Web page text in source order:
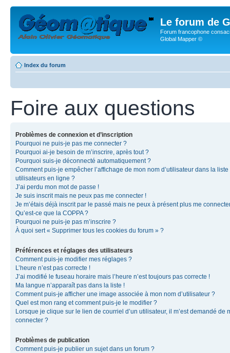
Le forum de
Forum francophone
Global Mapper ©
Index du forum
Foire aux questions
Problèmes de connexion et d’inscription
Pourquoi ne puis-je pas me connecter ?
Pourquoi ai-je besoin de m’inscrire, après tout ?
Pourquoi suis-je déconnecté automatiquement ?
Comment puis-je empêcher l’affichage de mon nom d’utilisateur dans la liste
utilisateurs en ligne ?
J’ai perdu mon mot de passe !
Je suis inscrit mais ne peux pas me connecter !
Je m’étais déjà inscrit par le passé mais ne peux à présent plus me
Qu’est-ce que la COPPA ?
Pourquoi ne puis-je pas m’inscrire ?
À quoi sert « Supprimer tous les cookies du forum » ?
Préférences et réglages des utilisateurs
Comment puis-je modifier mes réglages ?
L’heure n’est pas correcte !
J’ai modifié le fuseau horaire mais l’heure n’est toujours pas correcte !
Ma langue n’apparaît pas dans la liste !
Comment puis-je afficher une image associée à mon nom d’utilisateur ?
Quel est mon rang et comment puis-je le modifier ?
Lorsque je clique sur le lien de courriel d’un utilisateur, il m’est demandé de
connecter ?
Problèmes de publication
Comment puis-je publier un sujet dans un forum ?